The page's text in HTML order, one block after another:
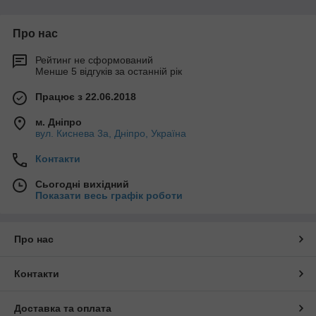
Про нас
Рейтинг не сформований
Менше 5 відгуків за останній рік
Працює з 22.06.2018
м. Дніпро
вул. Киснева 3а, Дніпро, Україна
Контакти
Сьогодні вихідний
Показати весь графік роботи
Про нас
Контакти
Доставка та оплата